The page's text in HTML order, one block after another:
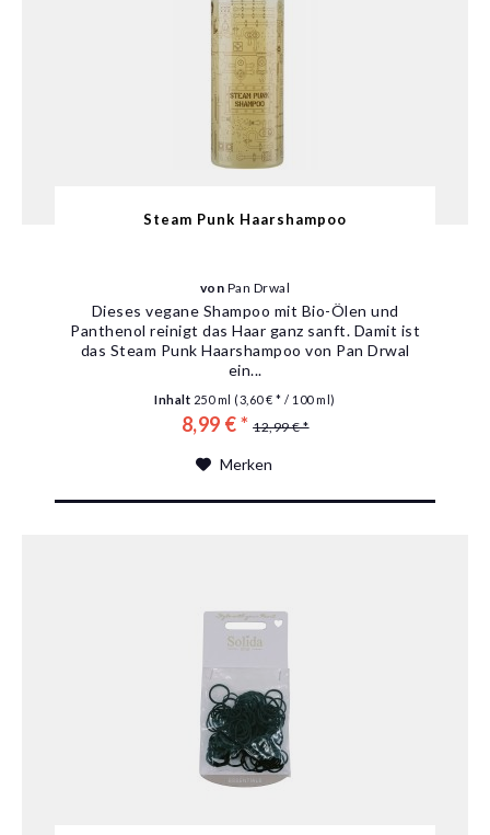
Steam Punk Haarshampoo
von Pan Drwal
Dieses vegane Shampoo mit Bio-Ölen und
Panthenol reinigt das Haar ganz sanft. Damit ist
das Steam Punk Haarshampoo von Pan Drwal
ein...
Inhalt 250 ml (3,60 € * / 100 ml)
8,99 € * 12,99 € *
Merken